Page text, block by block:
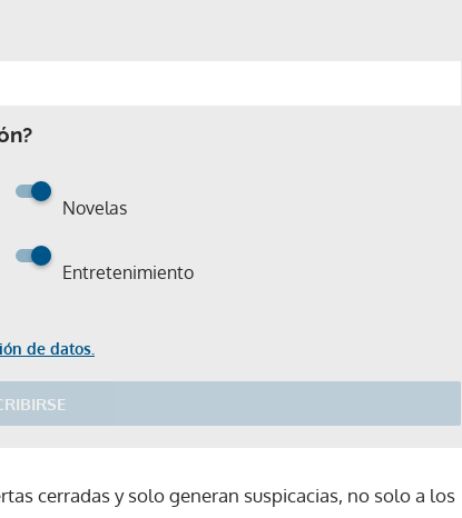
Novelas
Entretenimiento
de datos.
cerradas y solo generan suspicacias, no solo a los